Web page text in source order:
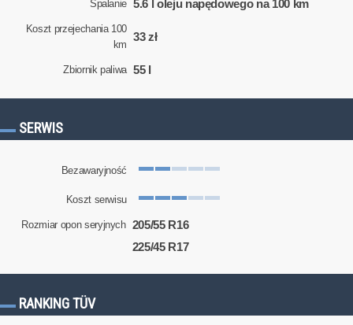
Spalanie 5.6 l oleju napędowego na 100 km
Koszt przejechania 100
km
33 zł
Zbiornik paliwa 55 l
SERWIS
Bezawaryjność
Koszt serwisu
Rozmiar opon seryjnych 205/55 R16
225/45 R17
RANKING TÜV